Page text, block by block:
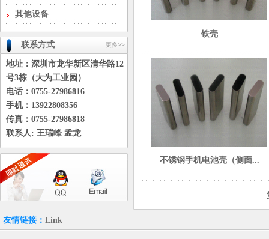
其他设备
更多>>
联系方式
地址：深圳市龙华新区清华路12
号3栋（大为工业园）
电话：0755-27986816
手机：13922808356
传真：0755-27986818
联系人: 王瑞峰 孟龙
铁壳
不锈钢手机电池壳（侧面...
友情链接： Link